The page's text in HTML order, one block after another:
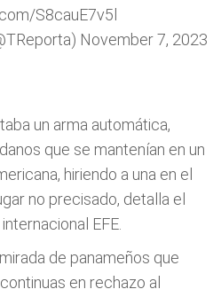
S8cauE7v5l
November 7, 2023
un arma automática,
que se mantenían en un
hiriendo a una en el
no precisado, detalla el
EFE.
de panameños que
en rechazo al